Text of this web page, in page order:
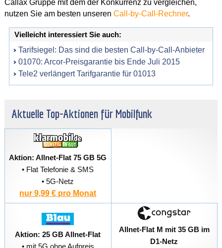
Callax Gruppe mit dem der Konkurrenz zu vergleichen,
nutzen Sie am besten unseren Call-by-Call-Rechner.
Vielleicht interessiert Sie auch:
Tarifsiegel: Das sind die besten Call-by-Call-Anbieter
01070: Arcor-Preisgarantie bis Ende Juli 2015
Tele2 verlängert Tarifgarantie für 01013
Aktuelle Top-Aktionen für Mobilfunk
Aktion: Allnet-Flat 75 GB 5G
• Flat Telefonie & SMS
• 5G-Netz
nur 9,99 € pro Monat
Aktion: 25 GB Allnet-Flat
Allnet-Flat M mit 35 GB im
D1-Netz